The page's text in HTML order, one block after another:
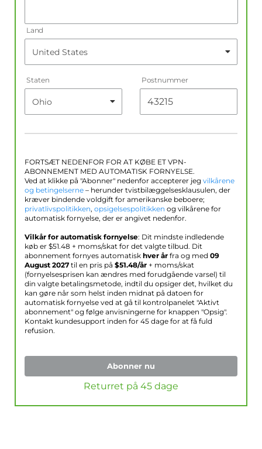
Land
Staten Postnummer
FORTSÆT NEDENFOR FOR AT KØBE ET VPN-
ABONNEMENT MED AUTOMATISK FORNYELSE.
Ved at klikke på "Abonner" nedenfor accepterer jeg vilkårene
og betingelserne – herunder tvistbilæggelsesklausulen, der
kræver bindende voldgift for amerikanske beboere;
privatlivspolitikken, opsigelsespolitikken og vilkårene for
automatisk fornyelse, der er angivet nedenfor.
Vilkår for automatisk fornyelse: Dit mindste indledende
køb er $51.48 + moms/skat for det valgte tilbud. Dit
abonnement fornyes automatisk hver år fra og med 09
August 2027 til en pris på $51.48/år + moms/skat
(fornyelsesprisen kan ændres med forudgående varsel) til
din valgte betalingsmetode, indtil du opsiger det, hvilket du
kan gøre når som helst inden midnat på datoen for
automatisk fornyelse ved at gå til kontrolpanelet "Aktivt
abonnement" og følge anvisningerne for knappen "Opsig".
Kontakt kundesupport inden for 45 dage for at få fuld
refusion.
Abonner nu
Returret på 45 dage